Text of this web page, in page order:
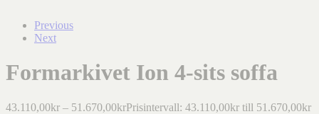
Previous
Next
Formarkivet Ion 4-sits soffa
43.110,00kr – 51.670,00krPrisintervall: 43.110,00kr till 51.670,00kr